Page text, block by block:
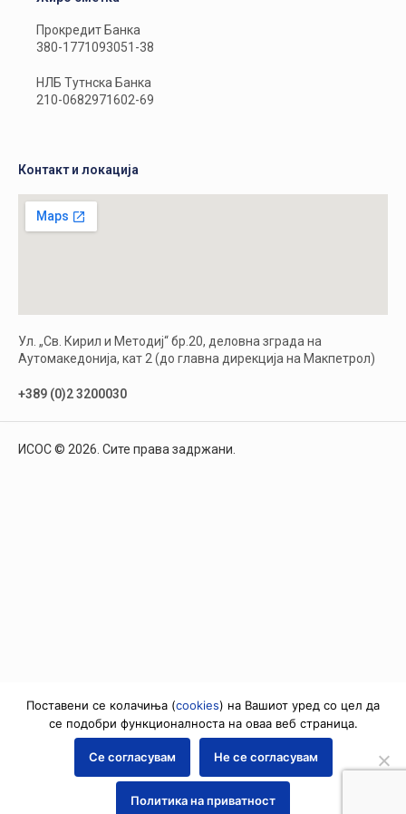
Прокредит Банка
380-1771093051-38
НЛБ Тутнска Банка
210-0682971602-69
Контакт и локација
Ул. „Св. Кирил и Методиј“ бр.20, деловна зграда на
Аутомакедонија, кат 2 (до главна дирекција на Макпетрол)
+389 (0)2 3200030
ИСОС © 2026. Сите права задржани.
Поставени се колачиња (cookies) на Вашиот уред со цел да
се подобри функционалноста на оваа веб страница.
Се согласувам Не се согласувам
Политика на приватност